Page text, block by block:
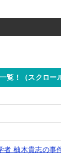
覧！（スクロー
者 柚木貴志の事